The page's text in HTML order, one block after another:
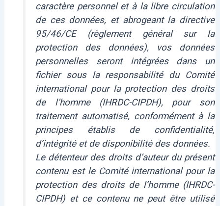
caractère personnel et à la libre circulation
de ces données, et abrogeant la directive
95/46/CE (règlement général sur la
protection des données), vos données
personnelles seront intégrées dans un
fichier sous la responsabilité du Comité
international pour la protection des droits
de l’homme (IHRDC-CIPDH), pour son
traitement automatisé, conformément à la
principes établis de confidentialité,
d’intégrité et de disponibilité des données.
Le détenteur des droits d’auteur du présent
contenu est le Comité international pour la
protection des droits de l’homme (IHRDC-
CIPDH) et ce contenu ne peut être utilisé